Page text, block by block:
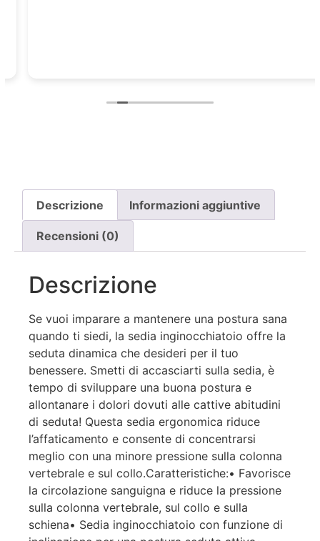
Descrizione Informazioni aggiuntive
Recensioni (0)
Descrizione
Se vuoi imparare a mantenere una postura sana
quando ti siedi, la sedia inginocchiatoio offre la
seduta dinamica che desideri per il tuo
benessere. Smetti di accasciarti sulla sedia, è
tempo di sviluppare una buona postura e
allontanare i dolori dovuti alle cattive abitudini
di seduta! Questa sedia ergonomica riduce
l’affaticamento e consente di concentrarsi
meglio con una minore pressione sulla colonna
vertebrale e sul collo.Caratteristiche:• Favorisce
la circolazione sanguigna e riduce la pressione
sulla colonna vertebrale, sul collo e sulla
schiena• Sedia inginocchiatoio con funzione di